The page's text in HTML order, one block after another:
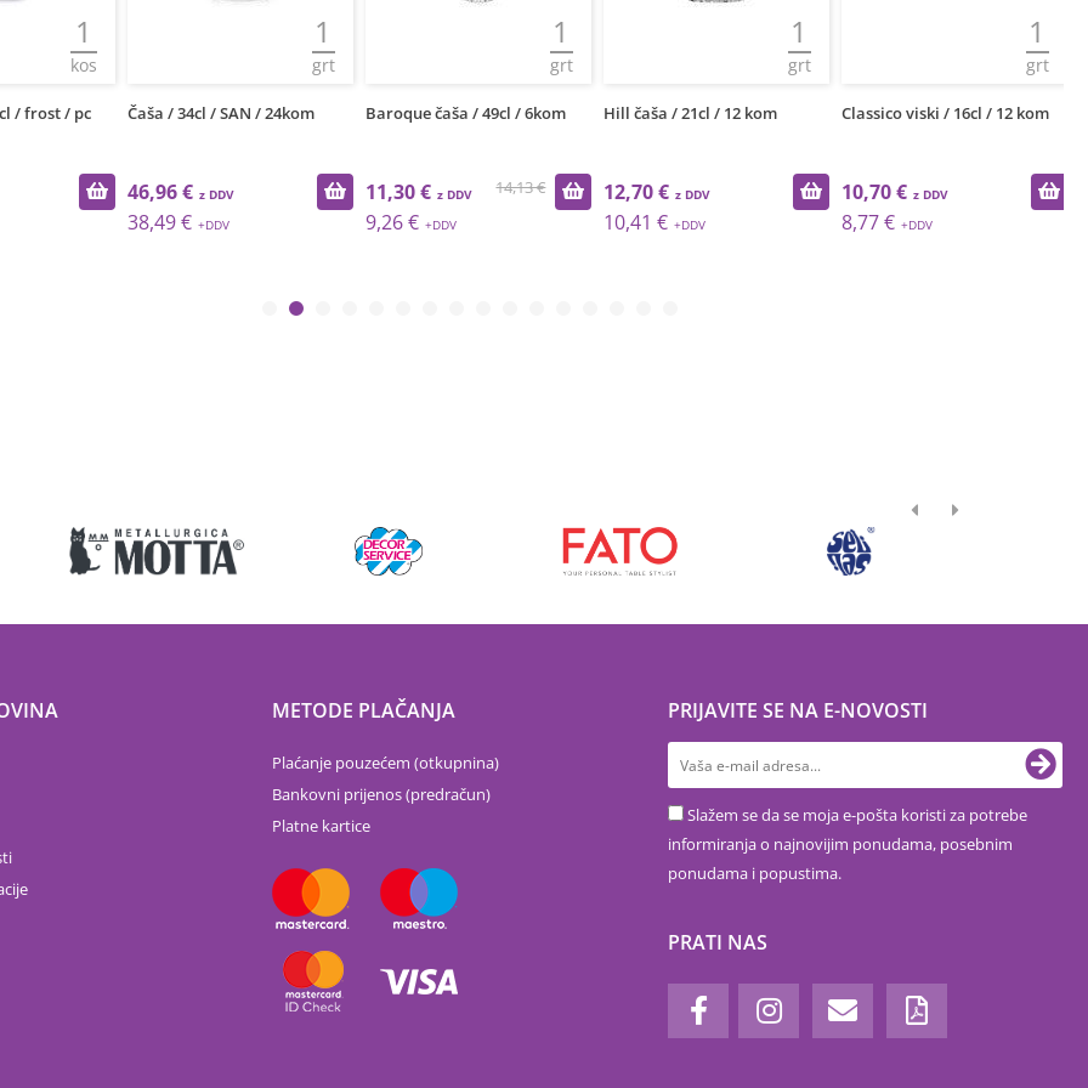
1
kos
/ frost / pc
1
grt
Čaša / 34cl / SAN / 24kom
46,96 €
38,49 €
1
grt
Baroque čaša / 49cl / 6kom
14,13 €
11,30 €
9,26 €
1
grt
Hill čaša / 21cl / 12 kom
12,70 €
10,41 €
1
grt
Classico viski / 16cl / 12 kom
10,70 €
8,77 €
METODE PLAČANJA
Plaćanje pouzećem (otkupnina)
Bankovni prijenos (predračun)
Platne kartice
PRIJAVITE SE NA E-NOVOSTI
Slažem se da se moja e-pošta koristi za potrebe
informiranja o najnovijim ponudama, posebnim
ponudama i popustima.
PRATI NAS